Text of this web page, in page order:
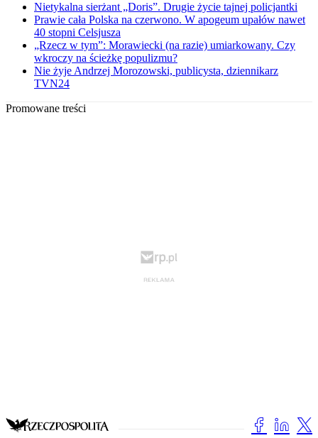
Nietykalna sierżant „Doris”. Drugie życie tajnej policjantki
Prawie cała Polska na czerwono. W apogeum upałów nawet
40 stopni Celsjusza
„Rzecz w tym”: Morawiecki (na razie) umiarkowany. Czy
wkroczy na ścieżkę populizmu?
Nie żyje Andrzej Morozowski, publicysta, dziennikarz
TVN24
Promowane treści